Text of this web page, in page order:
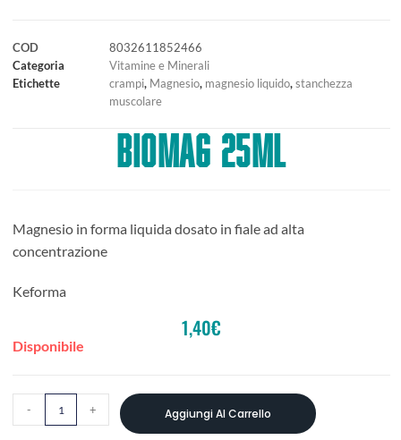
COD
8032611852466
Categoria
Vitamine e Minerali
Etichette
crampi, Magnesio, magnesio liquido,stanchezza
muscolare
BIOMAG 25ML
Magnesio in forma liquida dosato in fiale ad alta
concentrazione
Keforma
1,40€
Disponibile
- + Aggiungi Al Carrello